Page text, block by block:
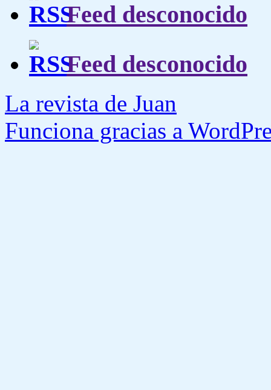
Feed desconocido
Feed desconocido
La revista de Juan
Funciona gracias a